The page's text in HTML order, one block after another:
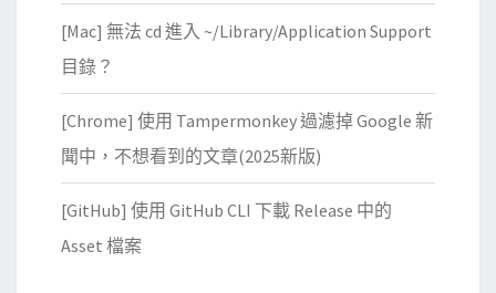
[Mac] 無法 cd 進入 ~/Library/Application Support
目錄？
[Chrome] 使用 Tampermonkey 過濾掉 Google 新
聞中，不想看到的文章(2025新版)
[GitHub] 使用 GitHub CLI 下載 Release 中的
Asset 檔案